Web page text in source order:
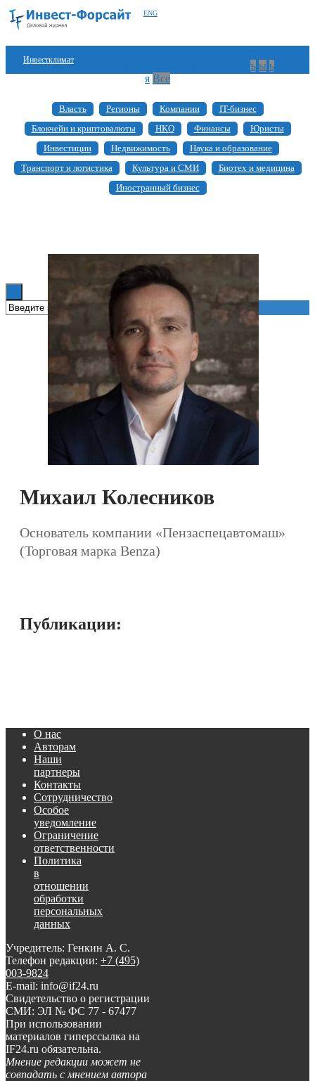
ENG
Инвестклимат
Инвестиции
Блокчейн
Стартапы
а б в г д е ж ъ ы ь
я Все
Власть Регионы Компании
IT-бизнес
Блокчейн и криптовалюты
НКО Финансы
Юристы
Инвестиции
Недвижимость
Наука и образование
Транспорт и логистика
Культура и СМИ
Биотех и медицина
Иностранный бизнес
Михаил Колесников
Основатель компании «Пензаспецавтомаш»
(Торговая марка Benza)
Публикации:
О нас
Авторам
Наши
партнеры
Контакты
Сотрудничество
Особое
уведомление
Ограничение
ответственности
Политика
в
отношении
обработки
персональных
данных
Учредитель: Генкин А. С.
Телефон редакции: +7 (495)
003-9824
E-mail: info@if24.ru
Свидетельство о регистрации
СМИ: ЭЛ № ФС 77 - 67477
При использовании
материалов гиперссылка на
IF24.ru обязательна.
Мнение редакции может не
совпадать с мнением автора